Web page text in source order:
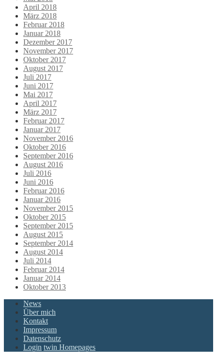
April 2018
März 2018
Februar 2018
Januar 2018
Dezember 2017
November 2017
Oktober 2017
August 2017
Juli 2017
Juni 2017
Mai 2017
April 2017
März 2017
Februar 2017
Januar 2017
November 2016
Oktober 2016
September 2016
August 2016
Juli 2016
Juni 2016
Februar 2016
Januar 2016
November 2015
Oktober 2015
September 2015
August 2015
September 2014
August 2014
Juli 2014
Februar 2014
Januar 2014
Oktober 2013
News
Über mich
Kontakt
Impressum
Datenschutz
Login twin Homepages